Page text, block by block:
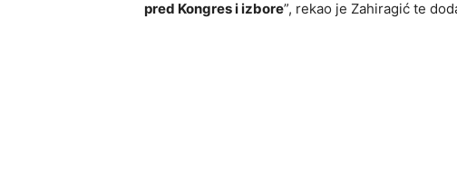
pred Kongres i izbore”, rekao je Zahiragić te